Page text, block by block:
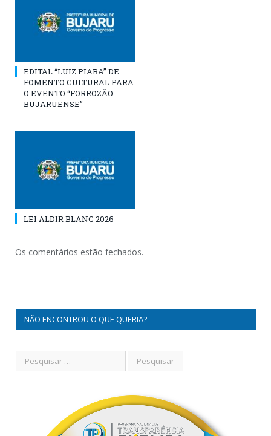
EDITAL “LUIZ PIABA” DE
FOMENTO CULTURAL PARA
O EVENTO “FORROZÃO
BUJARUENSE”
LEI ALDIR BLANC 2026
Os comentários estão fechados.
NÃO ENCONTROU O QUE QUERIA?